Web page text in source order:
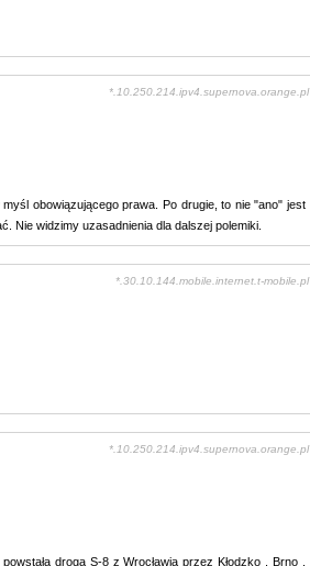
*.10.250.214.ipv4.supernova.orange.pl
obowiązującego prawa. Po drugie, to nie "ano" jest
Nie widzimy uzasadnienia dla dalszej polemiki.
*.30.10.144.mobile.internet.t-mobile.pl
*.10.250.214.ipv4.supernova.orange.pl
droga S-8 z Wrocławia przez Kłodzko , Brno ,